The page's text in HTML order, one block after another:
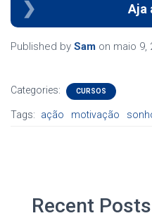
Aja
Published by Sam on maio 9,
Categories: CURSOS
Tags: ação motivação
Recent Posts